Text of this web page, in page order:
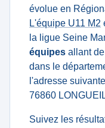
évolue en
L'équipe U11 M2
la ligue Seine
équipes allant
dans le
l'adresse
76860
Suivez les